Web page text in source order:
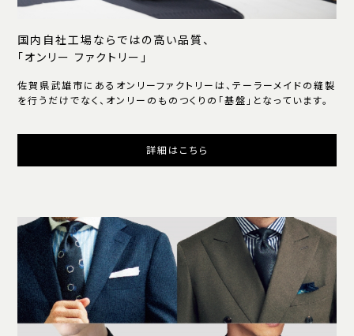
国内自社工場ならではの高い品質、
「オンリー ファクトリー」
佐賀県武雄市にあるオンリーファクトリーは、テーラーメイドの縫製
を行うだけでなく、オンリーのものつくりの「基盤」となっています。
詳細はこちら